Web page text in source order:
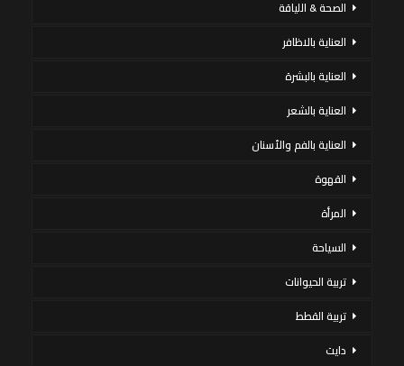
الصحة & اللياقة
العناية بالاظافر
العناية بالبشرة
العناية بالشعر
العناية بالفم والأسنان
القهوة
المرأة
السياحة
تربية الحيوانات
تربية القطط
دايت